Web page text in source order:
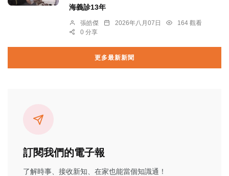
海義診13年
張皓傑 2026年八月07日
164 觀看
0 分享
更多最新新聞
訂閱我們的電子報
了解時事、接收新知、在家也能當個知識通！